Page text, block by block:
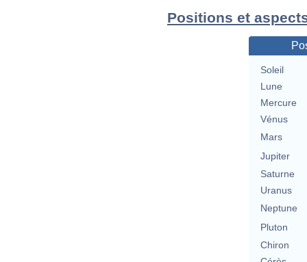
Positions et
Soleil
Lune
Mercure
Vénus
Mars
Jupiter
Saturne
Uranus
Neptune
Pluton
Chiron